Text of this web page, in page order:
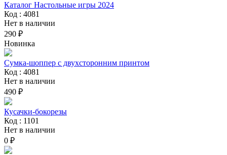
Каталог Настольные игры 2024
Код : 4081
Нет в наличии
290 ₽
Новинка
Сумка-шоппер с двухсторонним принтом
Код : 4081
Нет в наличии
490 ₽
Кусачки-бокорезы
Код : 1101
Нет в наличии
0 ₽